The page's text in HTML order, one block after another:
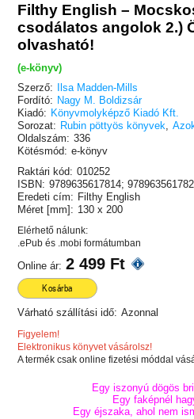
Filthy English –
csodálatos angolok 2.)
olvasható!
(e-könyv)
Szerző:
Ilsa Madden-Mills
Fordító: Nagy M. Boldizsár
Kiadó: Könyvmolyképző Kiadó Kft.
Sorozat: Rubin pöttyös könyvek
Oldalszám: 336
Kötésmód: e-könyv
Raktári kód: 010252
ISBN: 9789635617814;
Eredeti cím: Filthy English
Méret [mm]: 130 x 200
Elérhető nálunk:
.ePub és .mobi formátumban
Online ár: 2 499 Ft
Kosárba
Várható szállítási idő: Azonnal
Figyelem!
Elektronikus könyvet vásárolsz!
A termék csak online fizetési móddal
Egy iszonyú dögös
Egy faképnél
Egy éjszaka, ahol nem